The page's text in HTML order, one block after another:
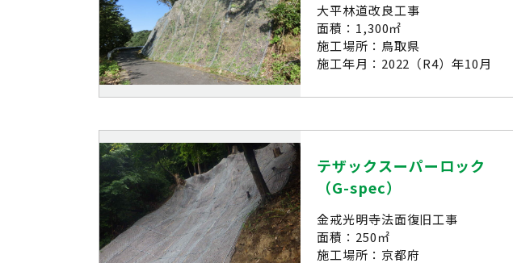
大平林道改良工事
面積：1,300㎡
施工場所：鳥取県
施工年月：2022（R4）年10月
テザックスーパーロック
（G-spec）
金戒光明寺法面復旧工事
面積：250㎡
施工場所：京都府